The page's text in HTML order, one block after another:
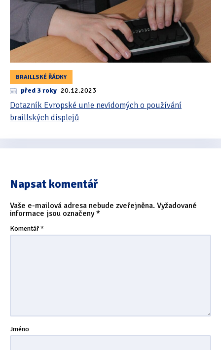
BRAILLSKÉ ŘÁDKY
před 3 roky 20.12.2023
Dotazník Evropské unie nevidomých o používání
braillských displejů
Napsat komentář
Vaše e-mailová adresa nebude zveřejněna. Vyžadované
informace jsou označeny*
Komentář*
Jméno